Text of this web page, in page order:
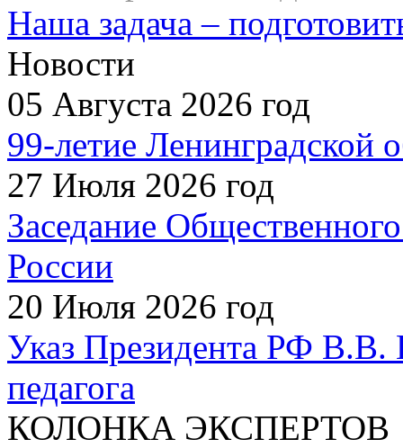
Наша задача –
Новости
05 Августа 2026 год
99-летие Ленинградской
27 Июля 2026 год
Заседание
России
20 Июля 2026 год
Указ Президента РФ В.В.
педагога
КОЛОНКА ЭКСПЕРТОВ